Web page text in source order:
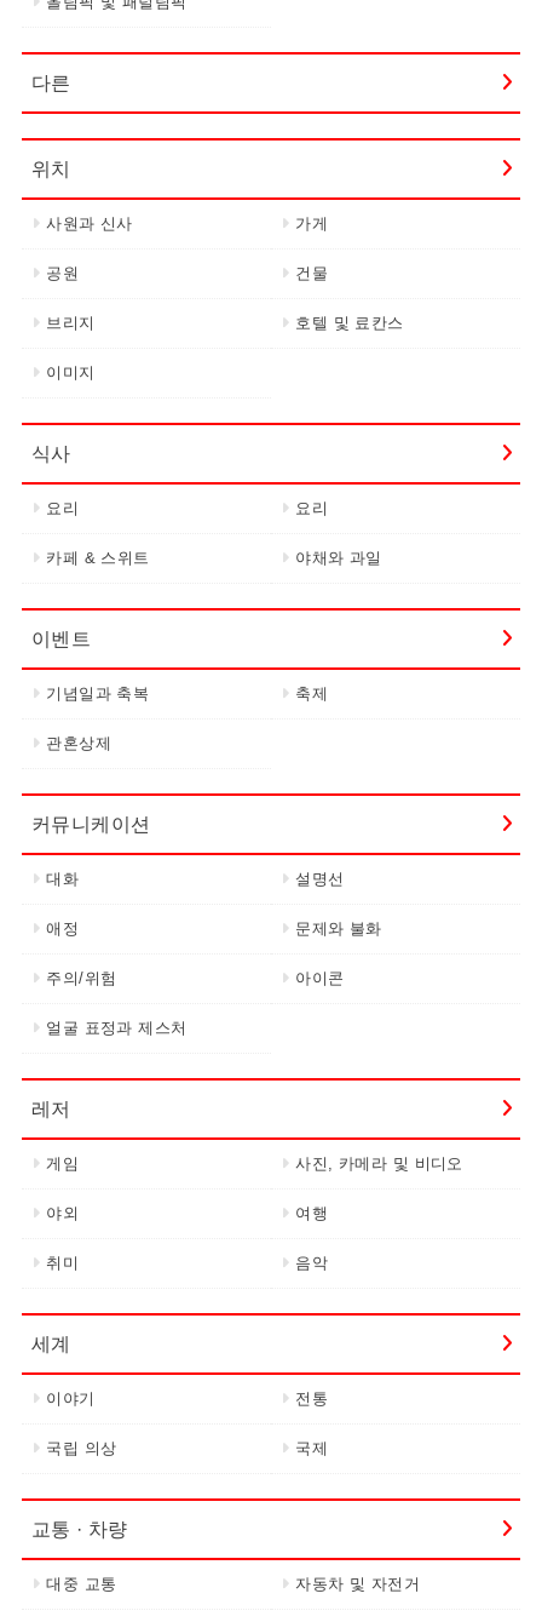
다른
위치
사원과 신사 가게
공원 건물
브리지 호텔 및 료칸스
이미지
식사
요리 요리
카페 & 스위트 야채와 과일
이벤트
기념일과 축복 축제
관혼상제
커뮤니케이션
대화 설명선
애정 문제와 불화
주의/위험 아이콘
얼굴 표정과 제스처
레저
게임 사진, 카메라 및 비디오
야외 여행
취미 음악
세계
이야기 전통
국립 의상 국제
교통 · 차량
대중 교통 자동차 및 자전거